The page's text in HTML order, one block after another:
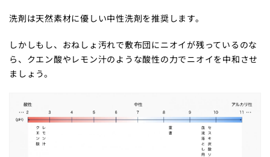
洗剤は天然素材に優しい中性洗剤を推奨します。
しかしもし、おねしょ汚れで敷布団にニオイが残っているのな
ら、クエン酸やレモン汁のような酸性の力でニオイを中和させ
ましょう。